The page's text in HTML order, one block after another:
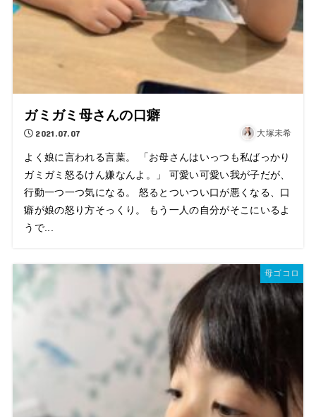
ガミガミ母さんの口癖
2021.07.07 大塚未希
よく娘に言われる言葉。 「お母さんはいっつも私ばっかり
ガミガミ怒るけん嫌なんよ。」 可愛い可愛い我が子だが、
行動一つ一つ気になる。 怒るとついつい口が悪くなる、口
癖が娘の怒り方そっくり。 もう一人の自分がそこにいるよ
うで...
母ゴコロ